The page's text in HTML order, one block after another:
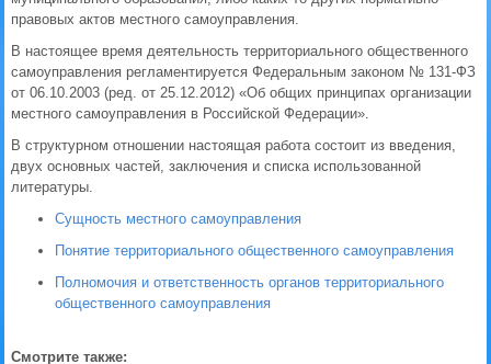
правовых актов местного самоуправления.
В настоящее время деятельность территориального общественного
самоуправления регламентируется Федеральным законом № 131-ФЗ
от 06.10.2003 (ред. от 25.12.2012) «Об общих принципах организации
местного самоуправления в Российской Федерации».
В структурном отношении настоящая работа состоит из введения,
двух основных частей, заключения и списка использованной
литературы.
Сущность местного самоуправления
Понятие территориального общественного самоуправления
Полномочия и ответственность органов территориального
общественного самоуправления
Смотрите также: